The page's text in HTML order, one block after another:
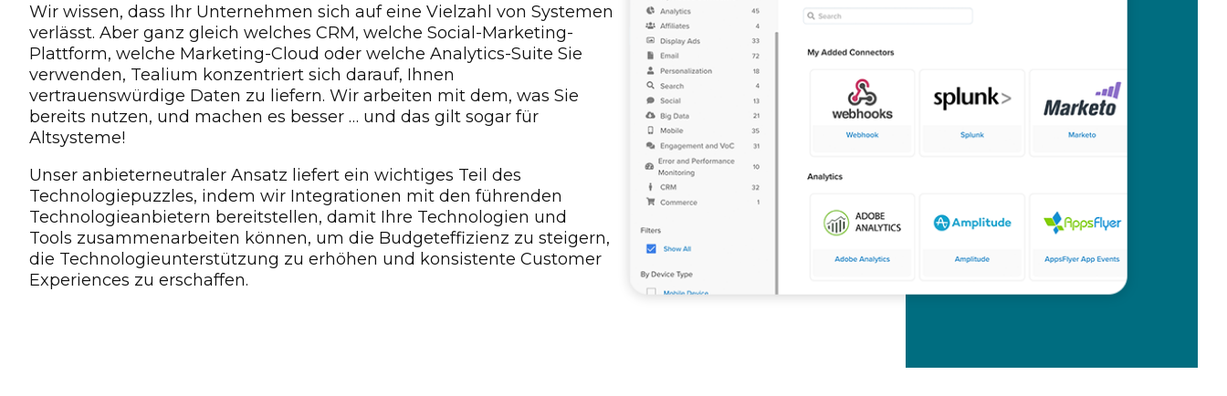
Wir wissen, dass Ihr Unternehmen sich auf eine Vielzahl von Systemen
verlässt. Aber ganz gleich welches CRM, welche Social-Marketing-
Plattform, welche Marketing-Cloud oder welche Analytics-Suite Sie
verwenden, Tealium konzentriert sich darauf, Ihnen
vertrauenswürdige Daten zu liefern. Wir arbeiten mit dem, was Sie
bereits nutzen, und machen es besser … und das gilt sogar für
Altsysteme!
Unser anbieterneutraler Ansatz liefert ein wichtiges Teil des
Technologiepuzzles, indem wir Integrationen mit den führenden
Technologieanbietern bereitstellen, damit Ihre Technologien und
Tools zusammenarbeiten können, um die Budgeteffizienz zu steigern,
die Technologieunterstützung zu erhöhen und konsistente Customer
Experiences zu erschaffen.